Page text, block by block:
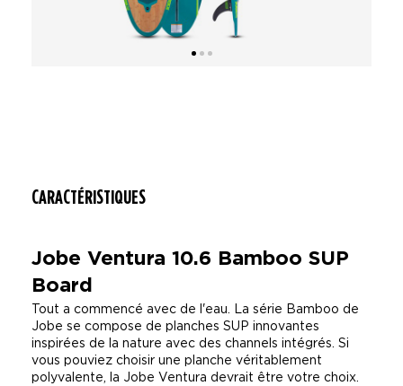
CARACTÉRISTIQUES
Jobe Ventura 10.6 Bamboo SUP
Board
Tout a commencé avec de l'eau. La série Bamboo de
Jobe se compose de planches SUP innovantes
inspirées de la nature avec des channels intégrés. Si
vous pouviez choisir une planche véritablement
polyvalente, la Jobe Ventura devrait être votre choix.